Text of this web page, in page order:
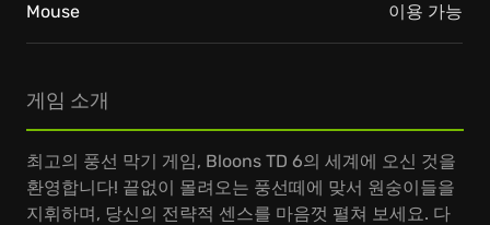
게임 소개
최고의 풍선 막기 게임, Bloons TD 6의 세계에 오신 것을
환영합니다! 끝없이 몰려오는 풍선떼에 맞서 원숭이들을
지휘하며, 당신의 전략적 센스를 마음껏 펼쳐 보세요. 다
Mouse 이용 가능